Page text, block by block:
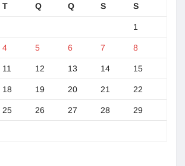
T Q Q S S
1
4 5 6 7 8
11 12 13 14 15
18 19 20 21 22
25 26 27 28 29